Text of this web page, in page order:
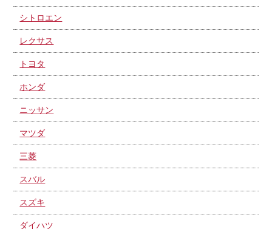
シトロエン
レクサス
トヨタ
ホンダ
ニッサン
マツダ
三菱
スバル
スズキ
ダイハツ